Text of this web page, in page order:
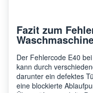
Fazit zum
Der Fehlercode E40
kann durch
darunter ein defektes
eine blockierte